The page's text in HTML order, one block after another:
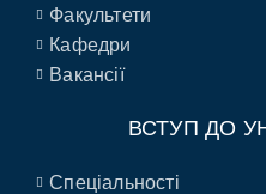
Факультети
Кафедри
Вакансії
ВСТУП ДО
Спеціальності